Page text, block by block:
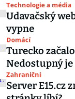
Technologie a média
Udavačský
vypne
Domácí
Turecko
Nedostupný
Zahraniční
Server E15.cz